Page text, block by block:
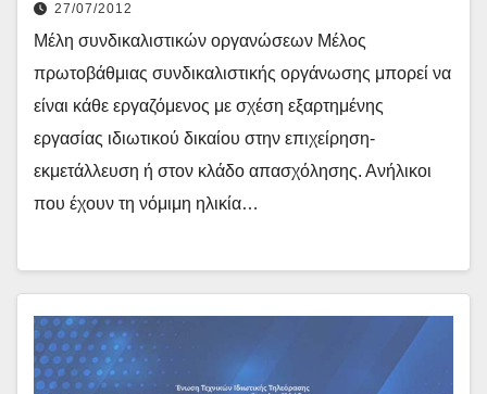
27/07/2012
Μέλη συνδικαλιστικών οργανώσεων Μέλος
πρωτοβάθμιας συνδικαλιστικής οργάνωσης μπορεί να
είναι κάθε εργαζόμενος με σχέση εξαρτημένης
εργασίας ιδιωτικού δικαίου στην επιχείρηση-
εκμετάλλευση ή στον κλάδο απασχόλησης. Ανήλικοι
που έχουν τη νόμιμη ηλικία…